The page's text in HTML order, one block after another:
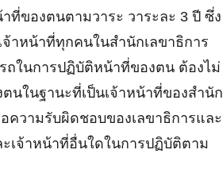
ที่ของตนตามวาระ วาระละ 3 ปี ซึ่ง
าหน้าที่ทุกคนในสำนักเลขาธิการ
ถในการปฏิบัติหน้าที่ของตน ต้องไม่
นในฐานะที่เป็นเจ้าหน้าที่ของสำนัก
ความรับผิดชอบของเลขาธิการและ
เจ้าหน้าที่อื่นใดในการปฏิบัติตาม